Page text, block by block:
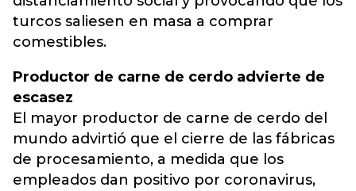
turcos saliesen en masa a comprar
comestibles.
Productor de carne de cerdo advierte de
escasez
El mayor productor de carne de cerdo del
mundo advirtió que el cierre de las fábricas
de procesamiento, a medida que los
empleados dan positivo por coronavirus,